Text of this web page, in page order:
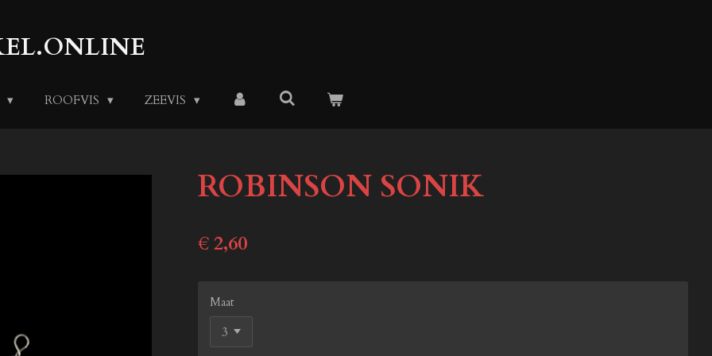
ROOFVIS ZEEVIS
ROBINSON SONIK
€ 2,60
Maat